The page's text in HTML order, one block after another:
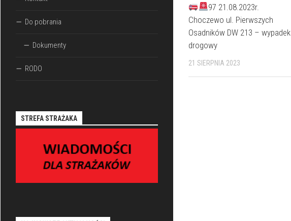
97 21.08.2023r.
Choczewo ul. Pierwszych
Osadników DW 213 – wypadek
drogowy
21 SIERPNIA 2023
Do pobrania
Dokumenty
RODO
STREFA STRAŻAKA